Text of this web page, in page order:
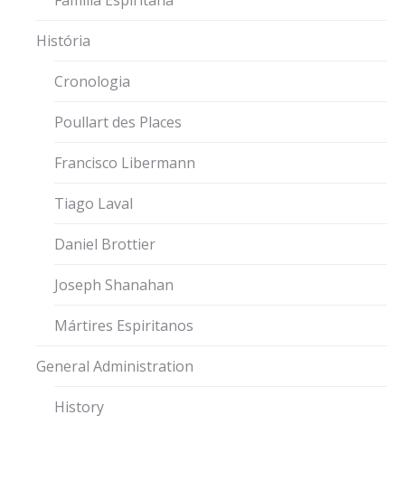
História
Cronologia
Poullart des Places
Francisco Libermann
Tiago Laval
Daniel Brottier
Joseph Shanahan
Mártires Espiritanos
General Administration
History